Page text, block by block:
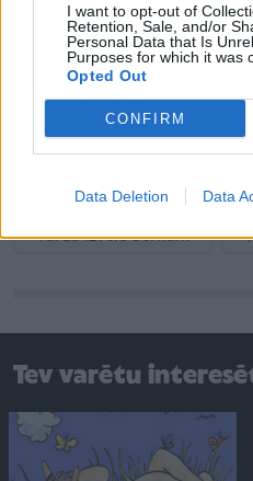
I want to opt-out of
Retention, Sale, and/or
Personal Data that Is
Purposes for which it was
Opted Out
CONFIRM
Data Deletion Data
pārējie skrējēji.
* Rakstā izmantota
izdevuma “Vārdu
Gunnara Treimaņa
Vārda izvēle bērnam
Tev varētu